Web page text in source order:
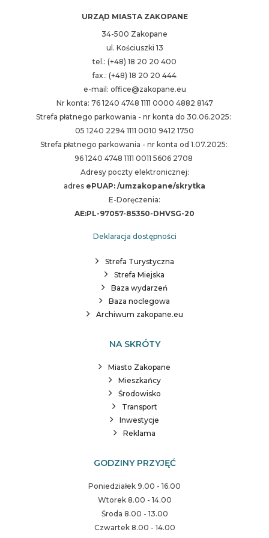
URZĄD MIASTA ZAKOPANE
34-500 Zakopane
ul. Kościuszki 13
tel.: (+48) 18 20 20 400
fax.: (+48) 18 20 20 444
e-mail: office@zakopane.eu
Nr konta: 76 1240 4748 1111 0000 4882 8147
Strefa płatnego parkowania - nr konta do 30.06.2025:
05 1240 2294 1111 0010 9412 1750
Strefa płatnego parkowania - nr konta od 1.07.2025:
96 1240 4748 1111 0011 5606 2708
Adresy poczty elektronicznej:
adres ePUAP: /umzakopane/skrytka
E-Doręczenia:
AE:PL-97057-85350-DHVSG-20
Deklaracja dostępności
Strefa Turystyczna
Strefa Miejska
Baza wydarzeń
Baza noclegowa
Archiwum zakopane.eu
NA SKRÓTY
Miasto Zakopane
Mieszkańcy
Środowisko
Transport
Inwestycje
Reklama
GODZINY PRZYJĘĆ
Poniedziałek 9.00 - 16.00
Wtorek 8.00 - 14.00
Środa 8.00 - 13.00
Czwartek 8.00 - 14.00